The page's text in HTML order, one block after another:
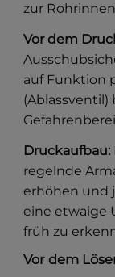
zur
Vor dem
auf Funktion
(Ablassventil)
Druckaufbau:
regelnde
erhöhen und
eine etwaige
früh zu
Vor dem